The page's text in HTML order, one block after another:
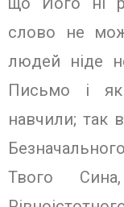
слово не
людей ніде
Письмо і як
навчили; так
Твого